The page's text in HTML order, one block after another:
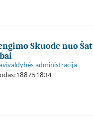
Skuode nuo
administracija